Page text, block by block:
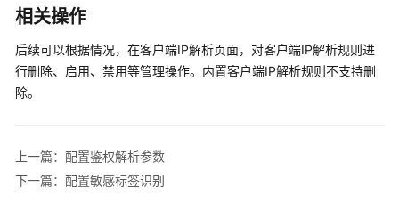
据
安
全
OBS
安
相关操作
后续可以根据情况，在客户端IP解析页面，对客户端IP解析规则进
行删除、启用、禁用等管理操作。内置客户端IP解析规则不支持删
除。
上一篇：配置鉴权解析参数
下一篇：配置敏感标签识别